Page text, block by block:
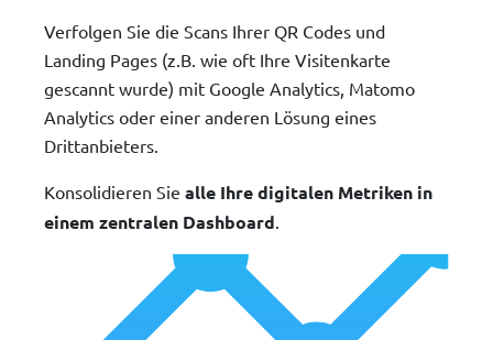
Verfolgen Sie die Scans Ihrer QR Codes und
Landing Pages (z.B. wie oft Ihre Visitenkarte
gescannt wurde) mit Google Analytics, Matomo
Analytics oder einer anderen Lösung eines
Drittanbieters.
Konsolidieren Sie alle Ihre digitalen Metriken in
einem zentralen Dashboard